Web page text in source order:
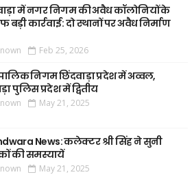
में नगर निगम की अवैध कॉलोनियों के
बड़ी कार्रवाई: दो स्थानों पर अवैध निर्माण
Feb 25, 2026
निगम छिंदवाड़ा प्रदेश में अव्वल,
पुलिस प्रदेश में द्वितीय
May 21, 2025
News: कलेक्टर श्री सिंह ने सुनी
की समस्यायें
May 21, 2025